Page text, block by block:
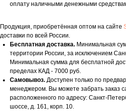
оплату наличными денежными
Продукция, приобретённая оптом на сайте
доставки по всей России.
Бесплатная доставка. Минимальная
территории России, за исключением
Минимальная сумма для бесплатной
пределах КАД - 7000 руб.
Самовывоз. Доступен только по
менеджером. Вы можете забрать заказ
расположенного по адресу: Санкт-
шоссе, д. 161, корп. 10.